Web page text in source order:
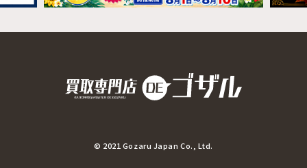
© 2021 Gozaru Japan Co., Ltd.